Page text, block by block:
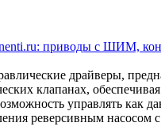
приводы с ШИМ,
драйверы,
клапанах,
управлять как
реверсивным